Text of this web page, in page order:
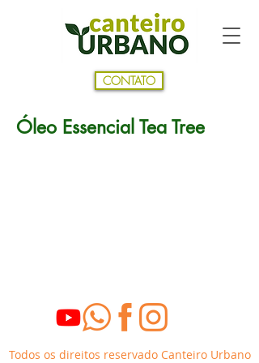
CONTATO
Óleo Essencial Tea Tree
Todos os direitos reservado Canteiro Urbano